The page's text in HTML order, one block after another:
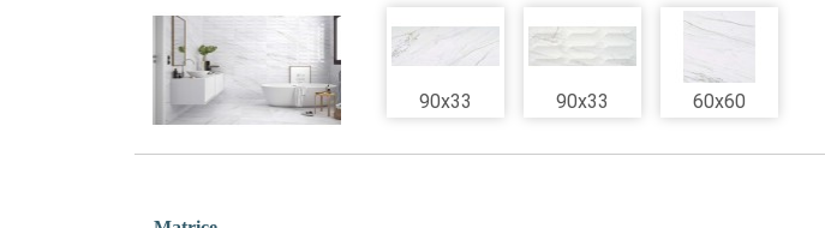
90x33 90x33 60x60